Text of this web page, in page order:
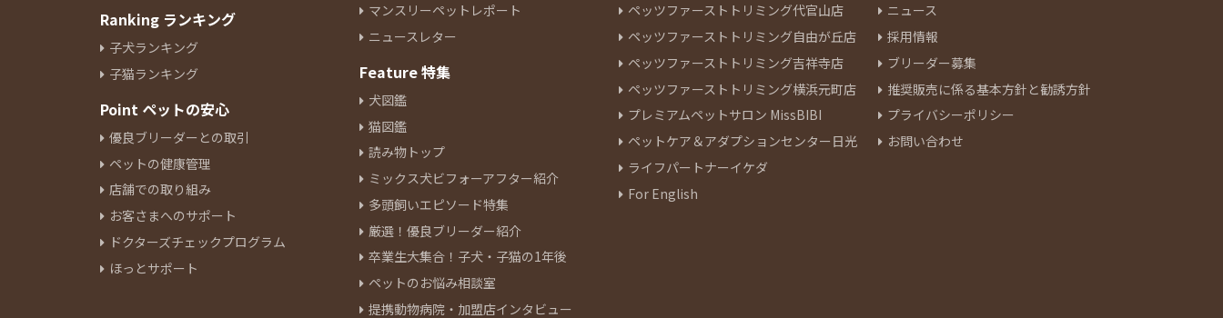
Ranking ランキング
子犬ランキング
子猫ランキング
Point ペットの安心
優良ブリーダーとの取引
ペットの健康管理
店舗での取り組み
お客さまへのサポート
ドクターズチェックプログラム
ほっとサポート
マンスリーペットレポート
ニュースレター
Feature 特集
犬図鑑
猫図鑑
読み物トップ
ミックス犬ビフォーアフター紹介
多頭飼いエピソード特集
厳選！優良ブリーダー紹介
卒業生大集合！子犬・子猫の1年後
ペットのお悩み相談室
提携動物病院・加盟店インタビュー
ペッツファーストトリミング代官山店
ペッツファーストトリミング自由が丘店
ペッツファーストトリミング吉祥寺店
ペッツファーストトリミング横浜元町店
プレミアムペットサロン MissBIBI
ペットケア＆アダプションセンター日光
ライフパートナーイケダ
For English
ニュース
採用情報
ブリーダー募集
推奨販売に係る基本方針と勧誘方針
プライバシーポリシー
お問い合わせ